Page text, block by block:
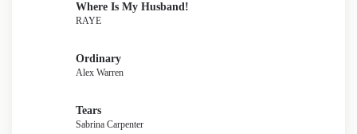
Where Is My Husband!
RAYE
Ordinary
Alex Warren
Tears
Sabrina Carpenter